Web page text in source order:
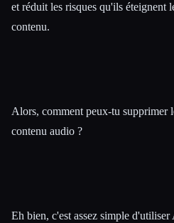
et réduit les risques qu'ils éteignent
contenu.
Alors, comment peux-tu supprimer
contenu audio ?
Eh bien, c'est assez simple